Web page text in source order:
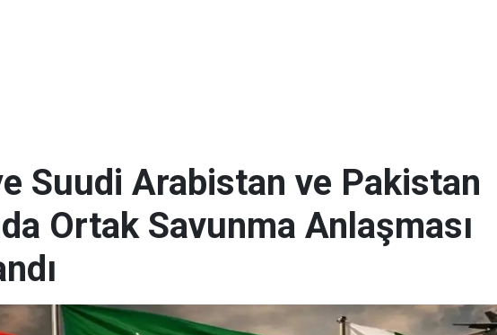
Suudi Arabistan ve Pakistan
Ortak Savunma Anlaşması